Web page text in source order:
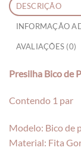
DESCRIÇÃO
INFORMAÇÃO
AVALIAÇÕES (0)
Presilha Bico de
Contendo 1 par
Modelo: Bico de
Material: Fita